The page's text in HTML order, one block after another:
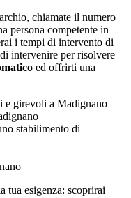
chiamate il numero
persona competente in
i tempi di intervento di
intervenire per risolvere
ed offrirti una
e girevoli a Madignano
stabilimento di
tua esigenza: scoprirai